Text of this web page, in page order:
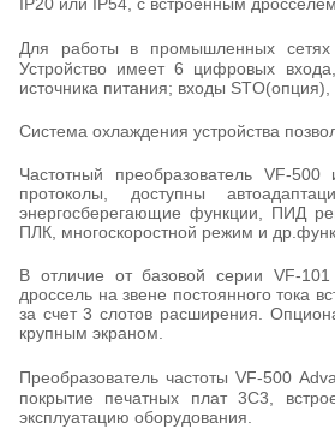
Для работы в промышленных
Устройство имеет 6 цифровых
источника питания; входы STO(опция),
Система охлаждения устройства
Частотный преобразователь VF-500
протоколы, доступны
энергосберегающие функции, ПИД
ПЛК, многоскоростной режим и
В отличие от базовой серии VF-101
дроссель на звене постоянного тока
за счет 3 слотов расширения.
крупным экраном.
Преобразователь частоты VF-500
покрытие печатных плат 3С3,
эксплуатацию оборудования.